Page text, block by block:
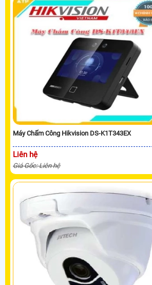
Máy Chấm Công Hikvision DS-K1T343EX
Liên hệ
Giá Gốc: Liên hệ